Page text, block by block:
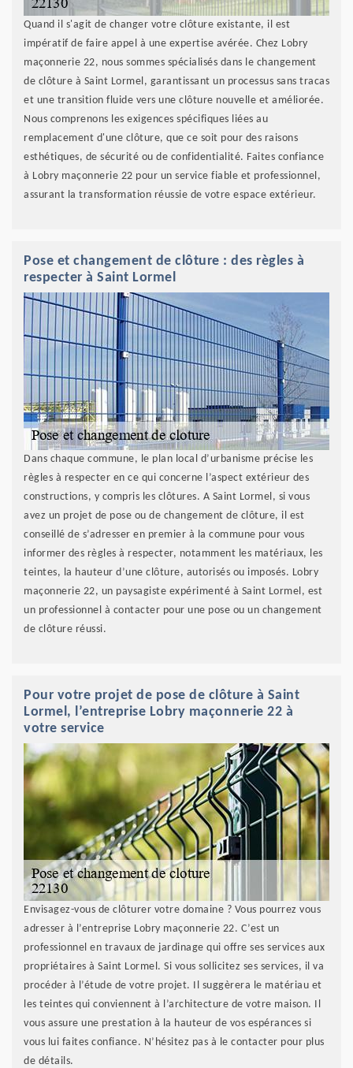
Quand il s'agit de changer votre clôture existante, il est
impératif de faire appel à une expertise avérée. Chez Lobry
maçonnerie 22, nous sommes spécialisés dans le changement
de clôture à Saint Lormel, garantissant un processus sans tracas
et une transition fluide vers une clôture nouvelle et améliorée.
Nous comprenons les exigences spécifiques liées au
remplacement d'une clôture, que ce soit pour des raisons
esthétiques, de sécurité ou de confidentialité. Faites confiance
à Lobry maçonnerie 22 pour un service fiable et professionnel,
assurant la transformation réussie de votre espace extérieur.
Pose et changement de clôture : des règles à
respecter à Saint Lormel
Dans chaque commune, le plan local d’urbanisme précise les
règles à respecter en ce qui concerne l’aspect extérieur des
constructions, y compris les clôtures. A Saint Lormel, si vous
avez un projet de pose ou de changement de clôture, il est
conseillé de s’adresser en premier à la commune pour vous
informer des règles à respecter, notamment les matériaux, les
teintes, la hauteur d’une clôture, autorisés ou imposés. Lobry
maçonnerie 22, un paysagiste expérimenté à Saint Lormel, est
un professionnel à contacter pour une pose ou un changement
de clôture réussi.
Pour votre projet de pose de clôture à Saint
Lormel, l’entreprise Lobry maçonnerie 22 à
votre service
Envisagez-vous de clôturer votre domaine ? Vous pourrez vous
adresser à l’entreprise Lobry maçonnerie 22. C’est un
professionnel en travaux de jardinage qui offre ses services aux
propriétaires à Saint Lormel. Si vous sollicitez ses services, il va
procéder à l’étude de votre projet. Il suggèrera le matériau et
les teintes qui conviennent à l’architecture de votre maison. Il
vous assure une prestation à la hauteur de vos espérances si
vous lui faites confiance. N’hésitez pas à le contacter pour plus
de détails.